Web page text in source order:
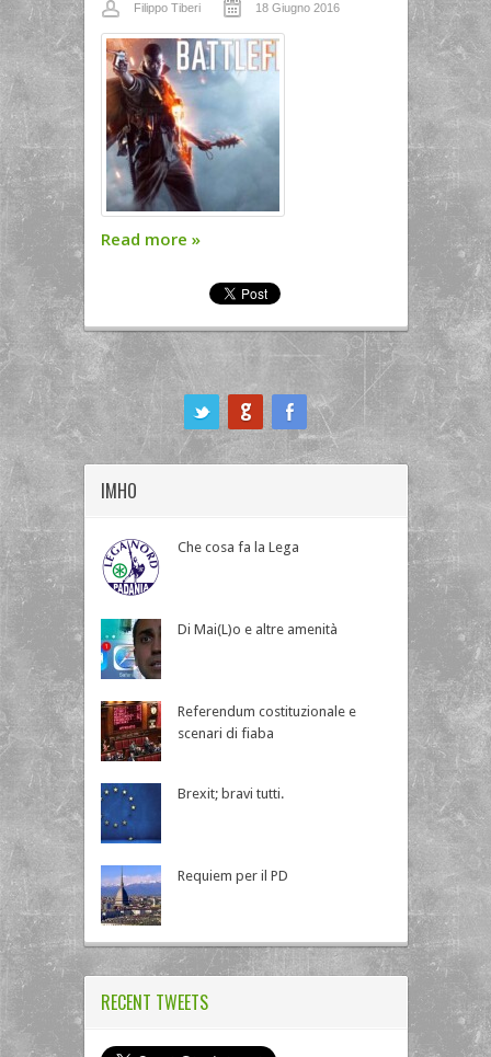
Filippo Tiberi 18 Giugno 2016
Read more »
IMHO
Che cosa fa la Lega
Di Mai(L)o e altre amenità
Referendum costituzionale e
scenari di fiaba
Brexit; bravi tutti.
Requiem per il PD
RECENT TWEETS